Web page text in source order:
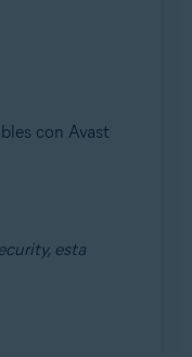
con Avast
esta